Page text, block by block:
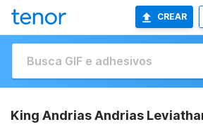
CREAR
King Andrias Andrias